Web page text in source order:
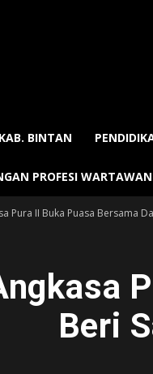
KAB. BINTAN
PROFESI WARTAWAN
Pura II Buka Puasa Bersama
Beri